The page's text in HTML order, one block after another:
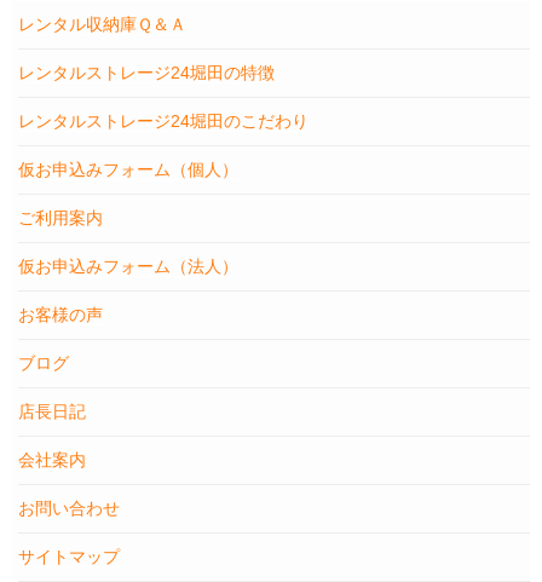
レンタル収納庫Ｑ＆Ａ
レンタルストレージ24堀田の特徴
レンタルストレージ24堀田のこだわり
仮お申込みフォーム（個人）
ご利用案内
仮お申込みフォーム（法人）
お客様の声
ブログ
店長日記
会社案内
お問い合わせ
サイトマップ